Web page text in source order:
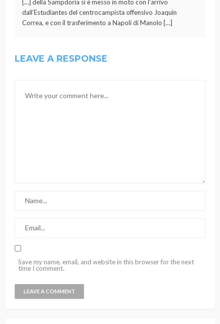
[…] della Sampdoria si è messo in moto con l’arrivo
dall’Estudiantes del centrocampista offensivo Joaquin
Correa, e con il trasferimento a Napoli di Manolo […]
LEAVE A RESPONSE
Save my name, email, and website in this browser for the next
time I comment.